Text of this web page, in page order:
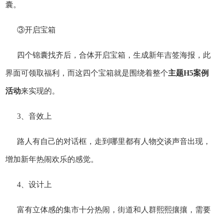
囊。
③开启宝箱
四个锦囊找齐后，合体开启宝箱，生成新年吉签海报，此
界面可领取福利，而这四个宝箱就是围绕着整个主题H5案例
活动来实现的。
3、音效上
路人有自己的对话框，走到哪里都有人物交谈声音出现，
增加新年热闹欢乐的感觉。
4、设计上
富有立体感的集市十分热闹，街道和人群熙熙攘攘，需要